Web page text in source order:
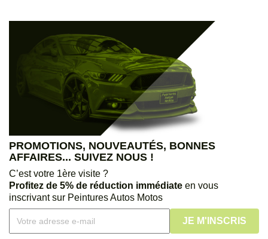
PROMOTIONS, NOUVEAUTÉS, BONNES
AFFAIRES... SUIVEZ NOUS !
C’est votre 1ère visite ?
Profitez de 5% de réduction immédiate en vous
inscrivant sur Peintures Autos Motos